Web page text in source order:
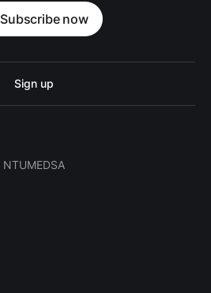
Subscribe now
Sign up
NTUMEDSA